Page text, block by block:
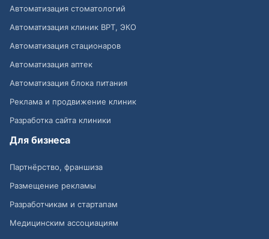
Автоматизация стоматологий
Автоматизация клиник ВРТ, ЭКО
Автоматизация стационаров
Автоматизация аптек
Автоматизация блока питания
Реклама и продвижение клиник
Разработка сайта клиники
Для бизнеса
Партнёрство, франшиза
Размещение рекламы
Разработчикам и стартапам
Медицинским ассоциациям